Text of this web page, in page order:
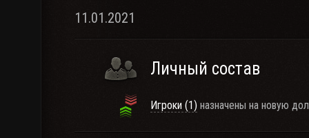
11.01.2021
Личный состав
Игроки (1) назначены на новую